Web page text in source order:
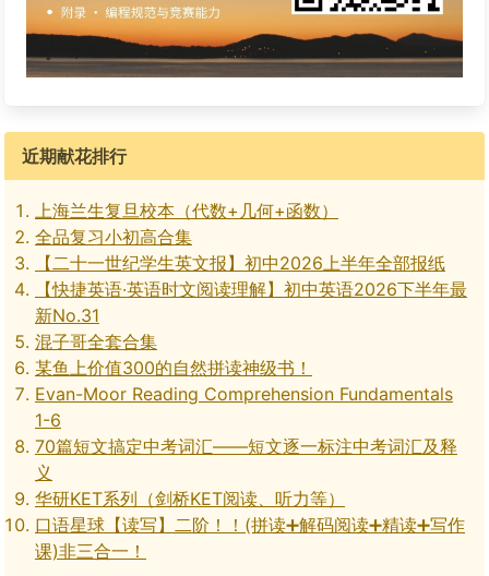
近期献花排行
上海兰生复旦校本（代数+几何+函数）
全品复习小初高合集
【二十一世纪学生英文报】初中2026上半年全部报纸
【快捷英语·英语时文阅读理解】初中英语2026下半年最
新No.31
混子哥全套合集
某鱼上价值300的自然拼读神级书！
Evan-Moor Reading Comprehension Fundamentals
1-6
70篇短文搞定中考词汇——短文逐一标注中考词汇及释
义
华研KET系列（剑桥KET阅读、听力等）
口语星球【读写】二阶！！(拼读➕解码阅读➕精读➕写作
课)非三合一！